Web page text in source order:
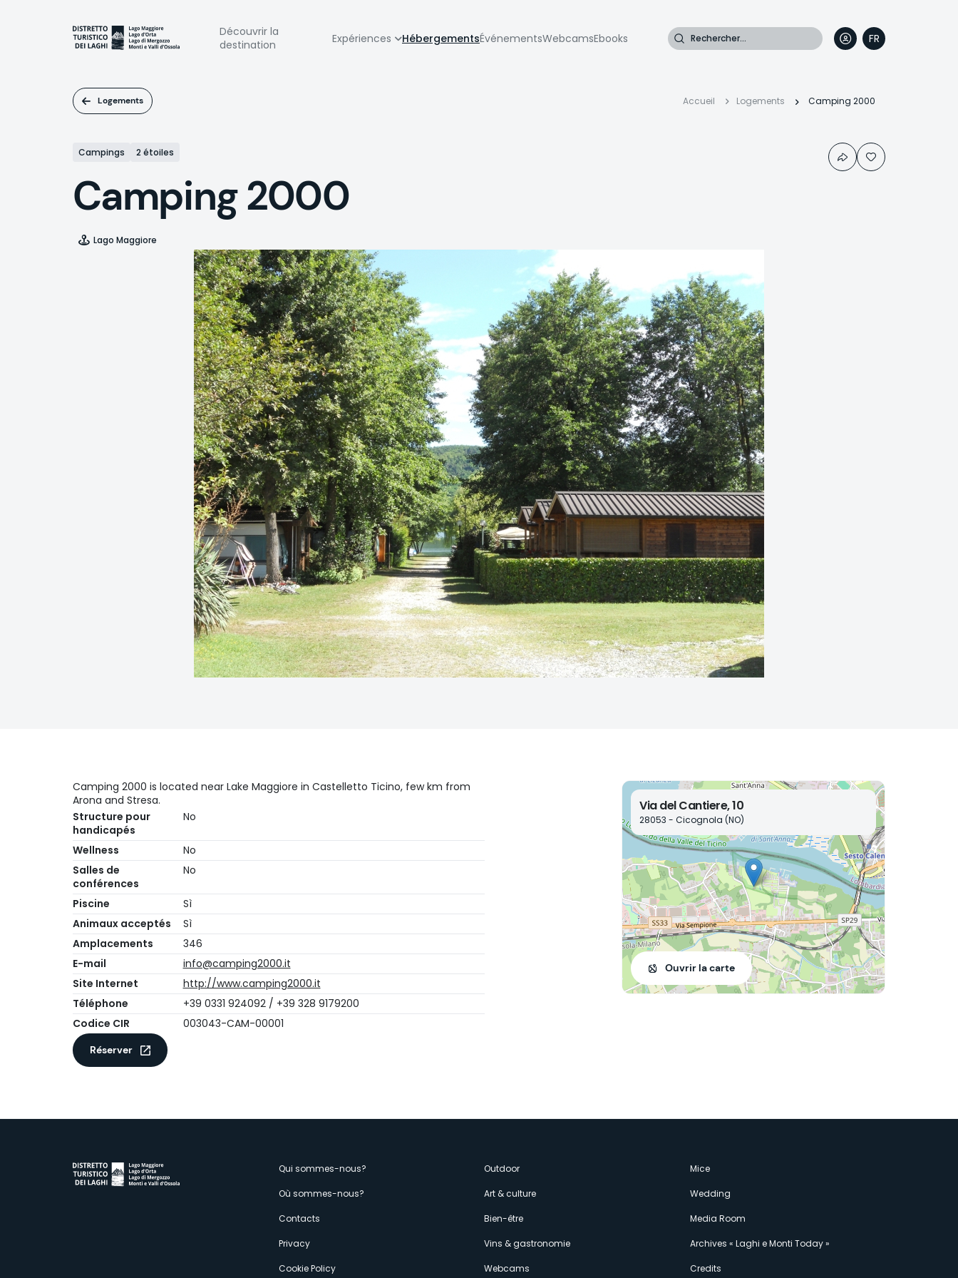
Navigazione
Découvrir la
destination
Expériences HébergementsÉvénementsWebcamsEbooks Rechercher
FR
IT
EN
DE
Logements
Fil
d'Ariane
Accueil Logements Camping 2000
Campings 2 étoiles
Camping 2000
Lago Maggiore
Camping 2000 is located near Lake Maggiore in Castelletto Ticino, few km from
Arona and Stresa.
Structure pour
handicapés
No
Wellness
No
Salles de
conférences
No
Piscine
Sì
Animaux acceptés
Sì
Amplacements
346
E-mail
info@camping2000.it
Site Internet
http://www.camping2000.it
Téléphone
+39 0331 924092 / +39 328 9179200
Codice CIR
003043-CAM-00001
Réserver
Via del Cantiere, 10
28053 - Cicognola (NO)
Ouvrir la carte
Menù
secondario
Qui sommes-nous?
Où sommes-nous?
Contacts
Privacy
Cookie Policy
Outdoor
Art & culture
Bien-être
Vins & gastronomie
Webcams
Mice
Wedding
Media Room
Archives « Laghi e Monti Today »
Credits